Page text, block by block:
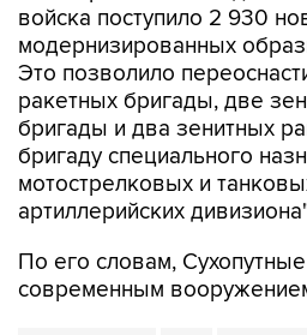
войска поступило 2 930
модернизированных
Это позволило
ракетных бригады, две
бригады и два зенитных
бригаду специального
мотострелковых и
артиллерийских
По его словам,
современным